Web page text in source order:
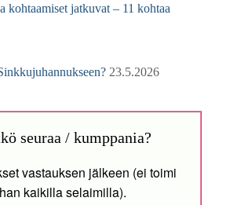
kohtaamiset jatkuvat – 11 kohtaa
23.5.2026
seuraa / kumppania?
vastauksen jälkeen (ei toimi
kaikilla selaimilla).